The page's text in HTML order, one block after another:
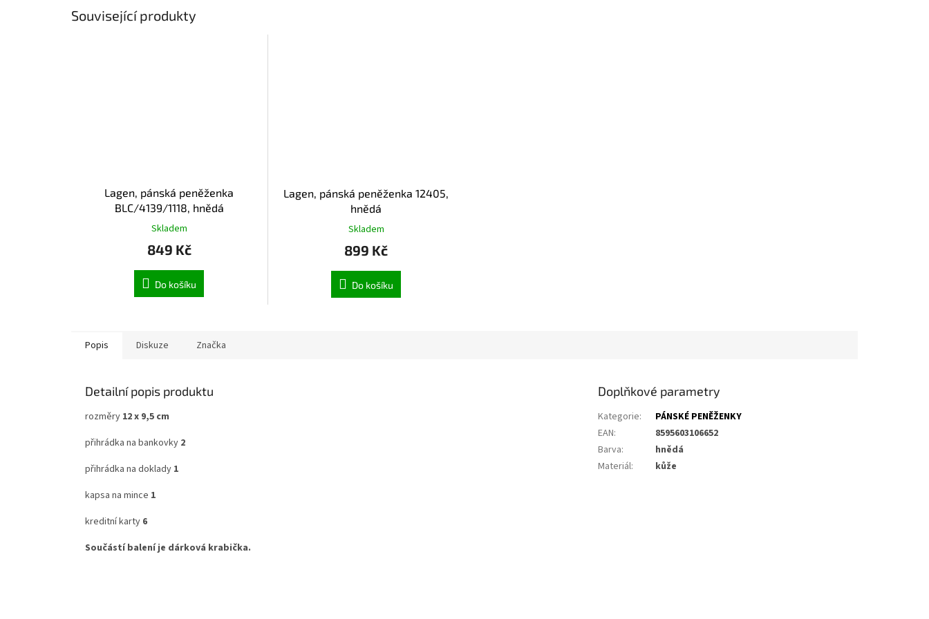
Související produkty
Lagen, pánská peněženka
BLC/4139/1118, hnědá
Skladem
849 Kč
Do košíku
Lagen, pánská peněženka 12405,
hnědá
Skladem
899 Kč
Do košíku
Popis Diskuze Značka
Detailní popis produktu
rozměry 12 x 9,5 cm
přihrádka na bankovky 2
přihrádka na doklady 1
kapsa na mince 1
kreditní karty 6
Součástí balení je dárková krabička.
Doplňkové parametry
Kategorie:
PÁNSKÉ PENĚŽENKY
EAN:
8595603106652
Barva:
hnědá
Materiál: kůže